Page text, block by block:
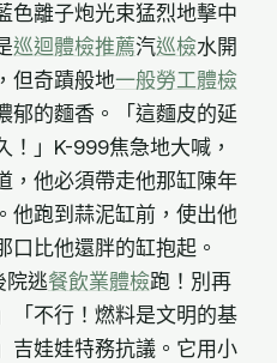
色離子炮光束猛烈地擊中
巡迴體檢推薦汽巡檢水開
但奇蹟般地一般勞工體檢
郁的麵香。「這麵皮的延
！」K-999焦急地大喊，
，他必須帶走他那缸陳年
他跑到蒜泥缸前，使出他
口比他還胖的缸抱起。
院逃餐飲業體檢跑！別再
「不行！燃料是文明的基
吉娃娃特務抗議。它用小